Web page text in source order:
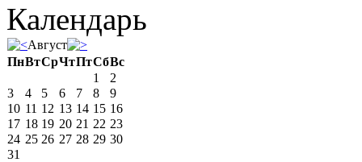
Календарь
Август
ПнВтСрЧтПтСбВс
1
2
3
4 5 6 7 8
9
10 11 12 13 14 15 16
17 18 19 20 21 22 23
24 25 26 27 28 29 30
31